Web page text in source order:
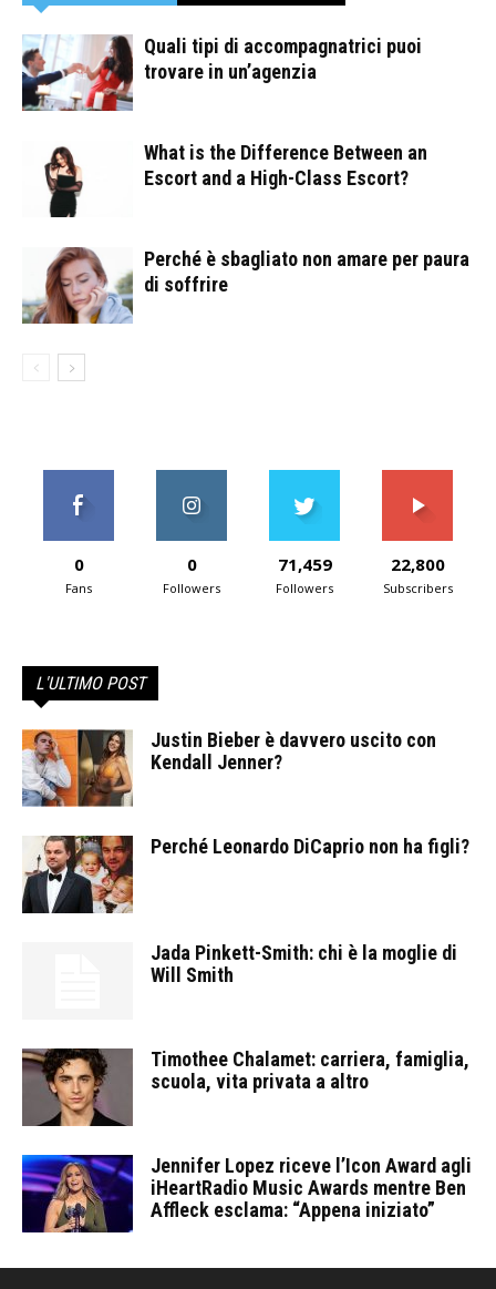
Quali tipi di accompagnatrici puoi
trovare in un’agenzia
What is the Difference Between an
Escort and a High-Class Escort?
Perché è sbagliato non amare per paura
di soffrire
0
Fans
0
Followers
71,459
Followers
22,800
Subscribers
L'ULTIMO POST
Justin Bieber è davvero uscito con
Kendall Jenner?
Perché Leonardo DiCaprio non ha figli?
Jada Pinkett-Smith: chi è la moglie di
Will Smith
Timothee Chalamet: carriera, famiglia,
scuola, vita privata a altro
Jennifer Lopez riceve l’Icon Award agli
iHeartRadio Music Awards mentre Ben
Affleck esclama: “Appena iniziato”